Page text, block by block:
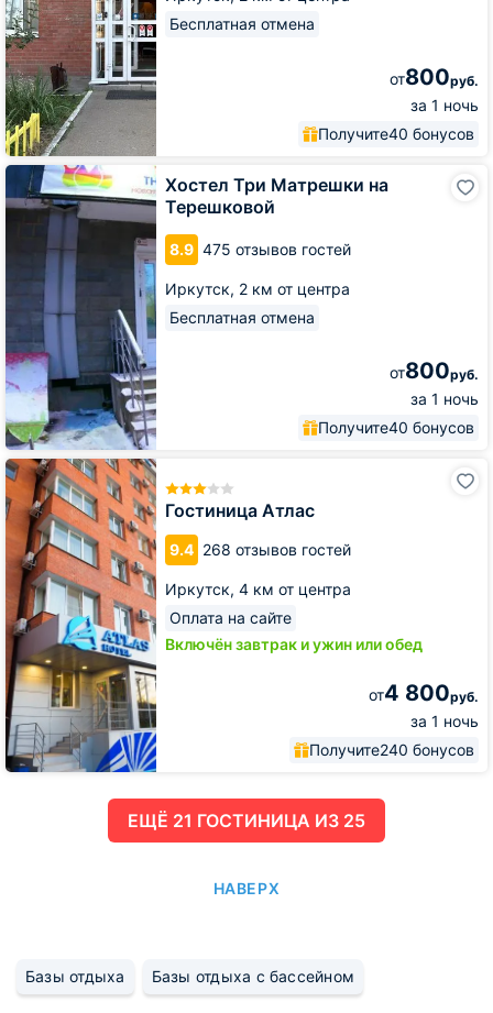
Бесплатная отмена
от800руб.
за 1 ночь
Получите40 бонусов
Хостел Три Матрешки на
Терешковой
8.9 475 отзывов гостей
Иркутск, 2 км от центра
Бесплатная отмена
от800руб.
за 1 ночь
Получите40 бонусов
Хостел
Три
Матрешки
Терешковой
Гостиница Атлас
9.4 268 отзывов гостей
Иркутск, 4 км от центра
Оплата на сайте
Включён завтрак и ужин или обед
от4 800руб.
за 1 ночь
Получите240 бонусов
Гостиница
Атлас
ЕЩË 21 ГОСТИНИЦА ИЗ 25
НАВЕРХ
Базы отдыха Базы отдыха с бассейном